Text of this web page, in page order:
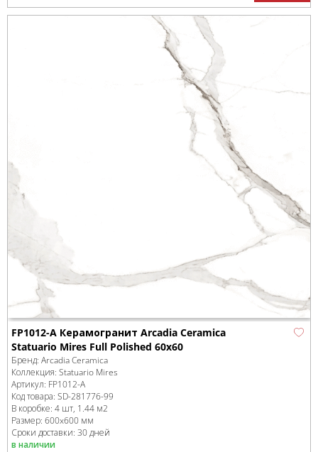
FP1012-A Керамогранит Arcadia Ceramica
Statuario Mires Full Polished 60x60
Бренд: Arcadia Ceramica
Коллекция: Statuario Mires
Артикул: FP1012-A
Код товара: SD-281776-99
В коробке: 4 шт, 1.44 м2
Размер: 600x600 мм
Сроки доставки: 30 дней
в наличии